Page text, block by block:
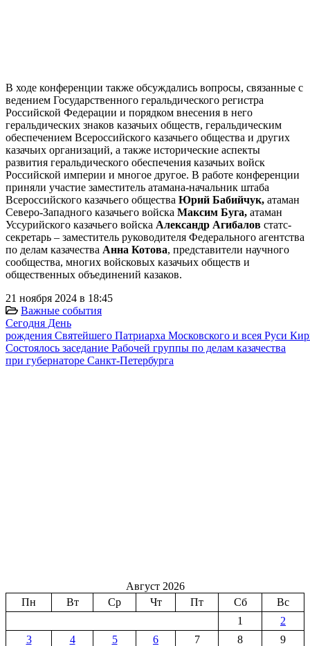
В ходе конференции также обсуждались вопросы, связанные с
ведением Государственного геральдического регистра
Российской Федерации и порядком внесения в него
геральдических знаков казачьих обществ, геральдическим
обеспечением Всероссийского казачьего общества и других
казачьих организаций, а также исторические аспекты
развития геральдического обеспечения казачьих войск
Российской империи и многое другое. В работе конференции
приняли участие заместитель атамана-начальник штаба
Всероссийского казачьего общества Юрий Бабийчук, атаман
Северо-Западного казачьего войска Максим Буга, атаман
Уссурийского казачьего войска Александр Агибалов статс-
секретарь – заместитель руководителя Федерального агентства
по делам казачества Анна Котова, представители научного
сообщества, многих войсковых казачьих обществ и
общественных объединений казаков.
21 ноября 2024 в 18:45
Важные события
Сегодня День
рождения Святейшего Патриарха Московского и всея Руси
Cостоялось заседание Рабочей группы по делам казачества
при губернаторе Санкт-Петербурга
Август 2026
Пн
Вт Ср Чт Пт Сб
Вс
1
2
3
4 5 6 7 8
9